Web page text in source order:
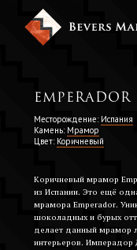
Emperador
Месторождение: Испания
Камень: Мрамор
Цвет: Коричневый
Коричневый мрамор
из Испании. Это ещё
мрамора Emperador.
шоколадных и бурых
делает данный мрамор
интерьеров. Имперадор